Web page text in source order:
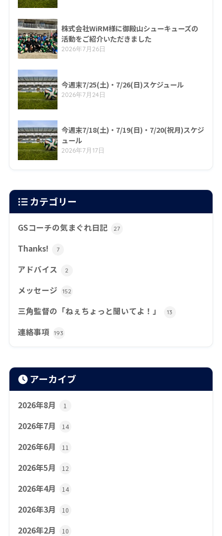
株式会社WiRM様に御殿山シューキューズの
活動をご紹介いただきました
2026年7月26日
今週末7/25(土)・7/26(日)スケジュール
2026年7月24日
今週末7/18(土)・7/19(日)・7/20(祝月)スケジ
ュール
2026年7月17日
カテゴリー
GSコーチの気まぐれ日記 27
Thanks! 7
アドバイス 2
メッセージ 152
三角監督の「ねぇちょっと聞いてよ！」 13
連絡事項 193
アーカイブ
2026年8月 1
2026年7月 14
2026年6月 11
2026年5月 12
2026年4月 14
2026年3月 10
2026年2月 10